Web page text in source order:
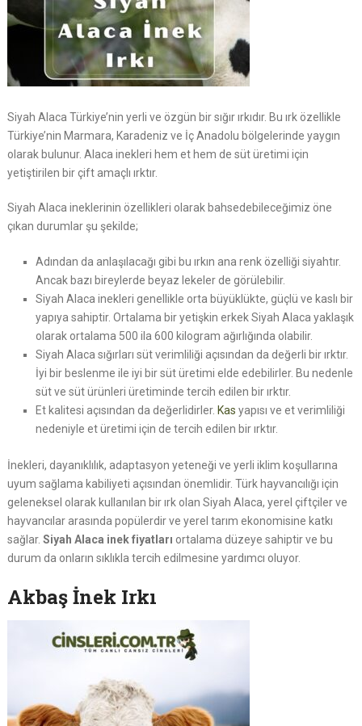
Siyah Alaca Türkiye’nin yerli ve özgün bir sığır ırkıdır. Bu ırk özellikle
Türkiye’nin Marmara, Karadeniz ve İç Anadolu bölgelerinde yaygın
olarak bulunur. Alaca inekleri hem et hem de süt üretimi için
yetiştirilen bir çift amaçlı ırktır.
Siyah Alaca ineklerinin özellikleri olarak bahsedebileceğimiz öne
çıkan durumlar şu şekilde;
Adından da anlaşılacağı gibi bu ırkın ana renk özelliği siyahtır.
Ancak bazı bireylerde beyaz lekeler de görülebilir.
Siyah Alaca inekleri genellikle orta büyüklükte, güçlü ve kaslı bir
yapıya sahiptir. Ortalama bir yetişkin erkek Siyah Alaca yaklaşık
olarak ortalama 500 ila 600 kilogram ağırlığında olabilir.
Siyah Alaca sığırları süt verimliliği açısından da değerli bir ırktır.
İyi bir beslenme ile iyi bir süt üretimi elde edebilirler. Bu nedenle
süt ve süt ürünleri üretiminde tercih edilen bir ırktır.
Et kalitesi açısından da değerlidirler. Kas yapısı ve et verimliliği
nedeniyle et üretimi için de tercih edilen bir ırktır.
İnekleri, dayanıklılık, adaptasyon yeteneği ve yerli iklim koşullarına
uyum sağlama kabiliyeti açısından önemlidir. Türk hayvancılığı için
geleneksel olarak kullanılan bir ırk olan Siyah Alaca, yerel çiftçiler ve
hayvancılar arasında popülerdir ve yerel tarım ekonomisine katkı
sağlar. Siyah Alaca inek fiyatları ortalama düzeye sahiptir ve bu
durum da onların sıklıkla tercih edilmesine yardımcı oluyor.
Akbaş İnek Irkı